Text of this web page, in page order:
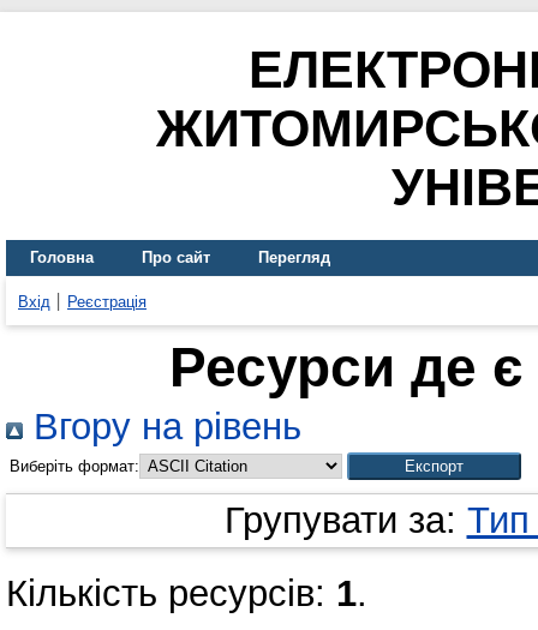
Головна Про сайт Перегляд
Вхід Реєстрація
Ресурси де
Вгору на рівень
Виберіть формат:
Групувати за: Тип
Кількість ресурсів: 1.